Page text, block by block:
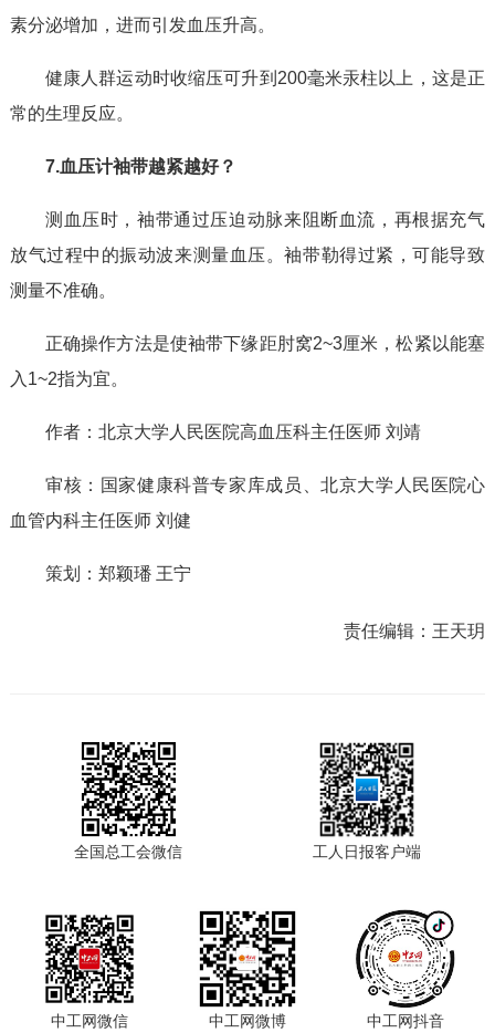
素分泌增加，进而引发血压升高。
健康人群运动时收缩压可升到200毫米汞柱以上，这是正
常的生理反应。
7.血压计袖带越紧越好？
测血压时，袖带通过压迫动脉来阻断血流，再根据充气
放气过程中的振动波来测量血压。袖带勒得过紧，可能导致
测量不准确。
正确操作方法是使袖带下缘距肘窝2~3厘米，松紧以能塞
入1~2指为宜。
作者：北京大学人民医院高血压科主任医师 刘靖
审核：国家健康科普专家库成员、北京大学人民医院心
血管内科主任医师 刘健
策划：郑颖璠 王宁
责任编辑： 王天玥
全国总工会微信 工人日报客户端
中工网微信 中工网微博 中工网抖音